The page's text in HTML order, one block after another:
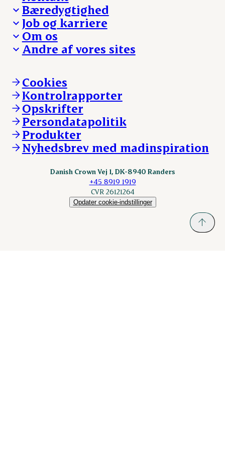
Besøg Danish Crown
Presse og nyheder
Reklamationer
Whistleblower
Øvrige henvendelser
Bæredygtighed
Fra jord til bord
Hverdagen
Ansvarlighed og nøgletal
Job og karriere
Arbejd med os
Ledige stillinger
Om os
Hvem er vi
Vores resultater
Vores lokationer
Kontakt
Andre af vores sites
Andelsejere - kreatur
Danishcrownprofessional.com
DAT-Schaub.com
ESS-FOOD.com
Fonden Dansk Gastronomi
KLS.se
nordicspoor.com
Scanhide.dk
Cookies
Kontrolrapporter
Opskrifter
Persondatapolitik
Produkter
Nyhedsbrev med madinspiration
Danish Crown Vej 1, DK-8940 Randers
+45 8919 1919
CVR 26121264
Opdater cookie-indstillinger